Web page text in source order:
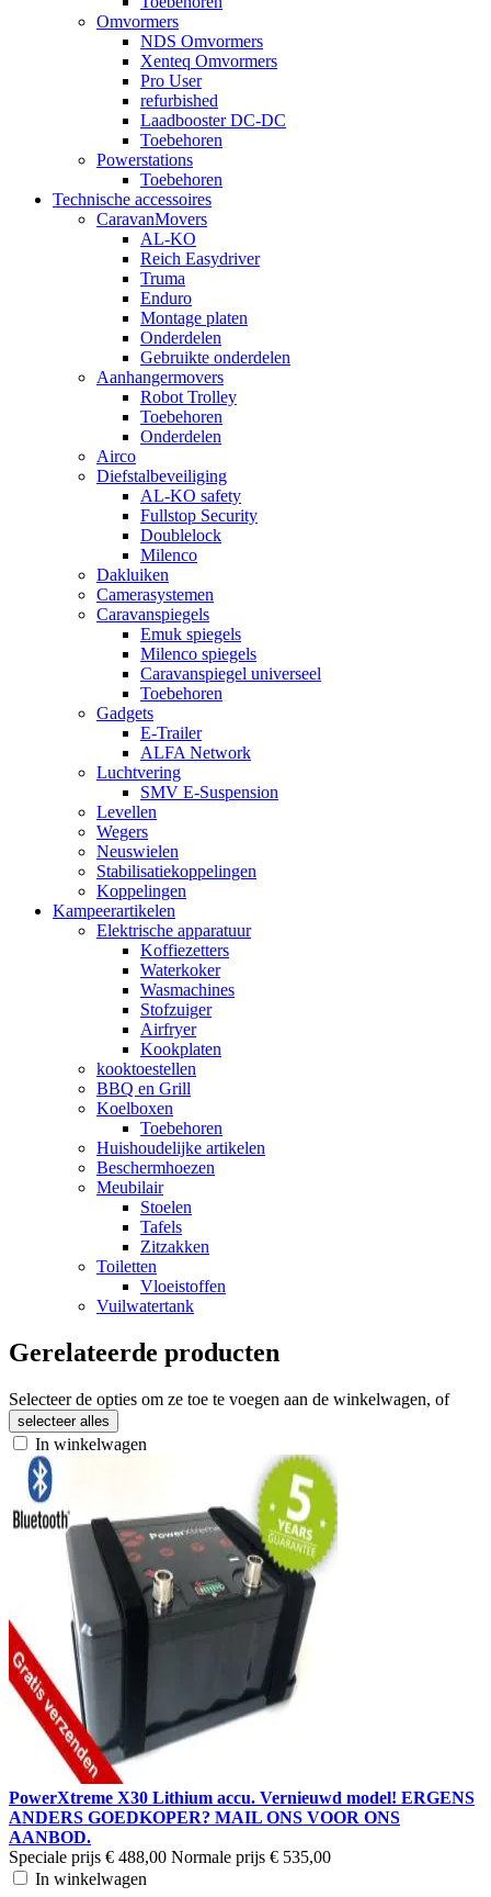
Omvormers
NDS Omvormers
Xenteq Omvormers
Pro User
refurbished
Laadbooster DC-DC
Toebehoren
Powerstations
Toebehoren
Technische accessoires
CaravanMovers
AL-KO
Reich Easydriver
Truma
Enduro
Montage platen
Onderdelen
Gebruikte onderdelen
Aanhangermovers
Robot Trolley
Toebehoren
Onderdelen
Airco
Diefstalbeveiliging
AL-KO safety
Fullstop Security
Doublelock
Milenco
Dakluiken
Camerasystemen
Caravanspiegels
Emuk spiegels
Milenco spiegels
Caravanspiegel universeel
Toebehoren
Gadgets
E-Trailer
ALFA Network
Luchtvering
SMV E-Suspension
Levellen
Wegers
Neuswielen
Stabilisatiekoppelingen
Koppelingen
Kampeerartikelen
Elektrische apparatuur
Koffiezetters
Waterkoker
Wasmachines
Stofzuiger
Airfryer
Kookplaten
kooktoestellen
BBQ en Grill
Koelboxen
Toebehoren
Huishoudelijke artikelen
Beschermhoezen
Meubilair
Stoelen
Tafels
Zitzakken
Toiletten
Vloeistoffen
Vuilwatertank
Gerelateerde producten
Selecteer de opties om ze toe te voegen aan de winkelwagen, of
selecteer alles
In winkelwagen
PowerXtreme X30 Lithium accu. Vernieuwd model! ERGENS
ANDERS GOEDKOPER? MAIL ONS VOOR ONS
AANBOD.
Speciale prijs € 488,00 Normale prijs € 535,00
In winkelwagen